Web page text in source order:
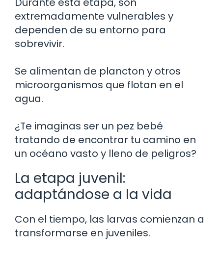
extremadamente vulnerables y
dependen de su entorno para
sobrevivir.
Se alimentan de plancton y otros
microorganismos que flotan en el
agua.
¿Te imaginas ser un pez bebé
tratando de encontrar tu camino en
un océano vasto y lleno de peligros?
La etapa juvenil:
adaptándose a la vida
Con el tiempo, las larvas comienzan a
transformarse en juveniles.